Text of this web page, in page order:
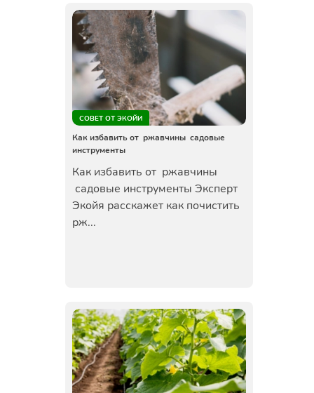
СОВЕТ ОТ ЭКОЙИ
Как избавить от ржавчины садовые
инструменты
Как избавить от ржавчины
садовые инструменты Эксперт
Экойя расскажет как почистить
рж...